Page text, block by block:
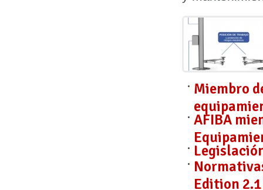
Miembro
AFIBA
Edition